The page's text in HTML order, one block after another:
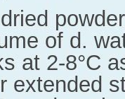
of d.
at 2-8°C
extended